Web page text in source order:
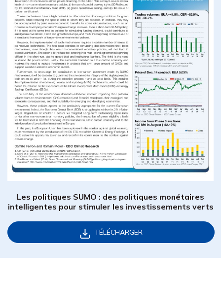
Les politiques SUMO : des politiques monétaires
intelligentes pour stimuler les investissements verts
TÉLÉCHARGER